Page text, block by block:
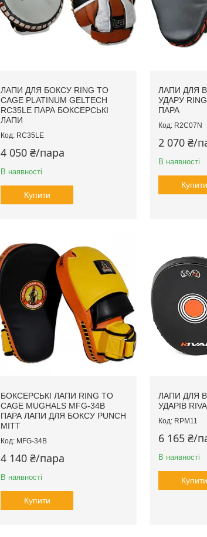
ЛАПИ ДЛЯ БОКСУ RING TO
CAGE PLATINUM GELTECH
RC35LE ПАРА БОКСЕРСЬКІ
ЛАПИ
RC35LE
4 050 ₴/пара
В наявності
Купити
ЛАПИ ДЛЯ
УДАРУ
ПАРА
R2C07N
2 070 ₴/
В наявності
Купити
БОКСЕРСЬКІ ЛАПИ RING TO
CAGE MUGHALS MFG-34B
ПАРА ЛАПИ ДЛЯ БОКСУ PUNCH
MITT
MFG-34B
4 140 ₴/пара
В наявності
Купити
ЛАПИ ДЛЯ
УДАРІВ
RPM11
6 165 ₴/
В наявності
Купити